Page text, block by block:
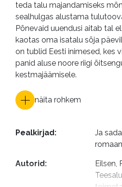
teda talu majandamiseks
sealhulgas alustama
Põnevaid uuendusi aitab tal
kaotas oma isatalu sõja
on tublid Eesti inimesed, kes
panid aluse noore riigi
kestmajäämisele.
näita rohkem
Pealkirjad:
Ja
romaan
Autorid:
Eilsen,